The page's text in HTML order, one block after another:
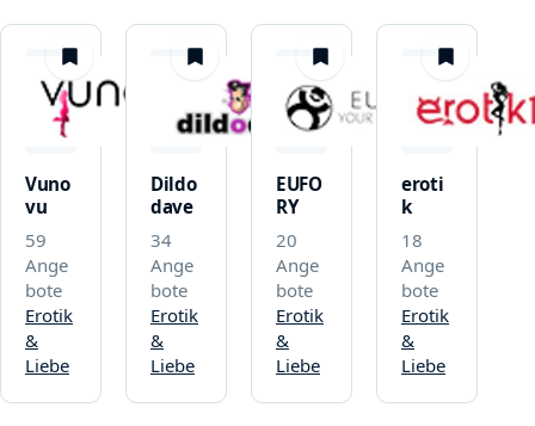
merken
Vuno
vu
59
Ange
bote
Erotik
&
Liebe
merken
Dildo
dave
34
Ange
bote
Erotik
&
Liebe
merken
EUFO
RY
20
Ange
bote
Erotik
&
Liebe
merken
eroti
k
18
Ange
bote
Erotik
&
Liebe